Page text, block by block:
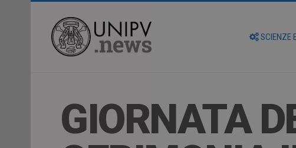
SCIENZE
GIORNATA